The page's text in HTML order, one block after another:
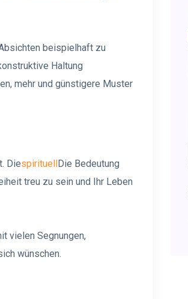
beispielhaft zu
Haltung
mehr und günstigere Muster
DiespirituellDie Bedeutung
treu zu sein und Ihr Leben
vielen Segnungen,
wünschen.